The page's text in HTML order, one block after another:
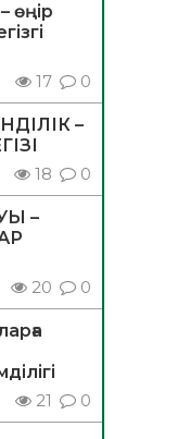
өңір
17 0
–
18 0
–
20 0
21 0